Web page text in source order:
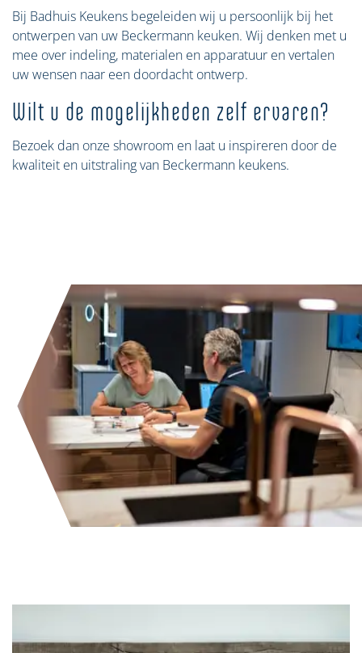
Bij Badhuis Keukens begeleiden wij u persoonlijk bij het
ontwerpen van uw Beckermann keuken. Wij denken met u
mee over indeling, materialen en apparatuur en vertalen
uw wensen naar een doordacht ontwerp.
Wilt u de mogelijkheden zelf ervaren?
Bezoek dan onze showroom en laat u inspireren door de
kwaliteit en uitstraling van Beckermann keukens.